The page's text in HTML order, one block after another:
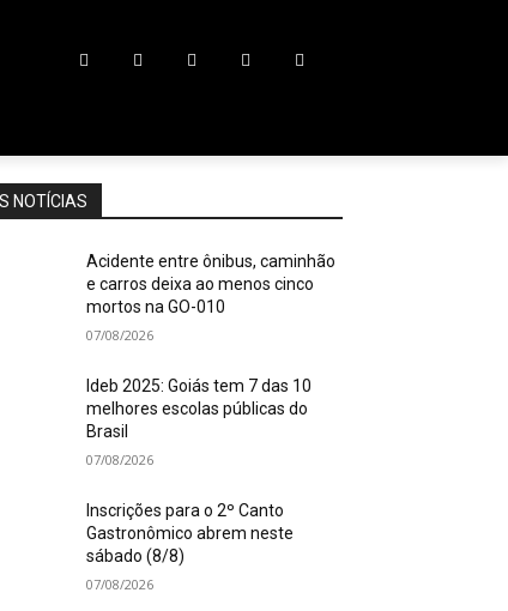
NOTÍCIAS
Acidente entre ônibus, caminhão
e carros deixa ao menos cinco
mortos na GO-010
07/08/2026
Ideb 2025: Goiás tem 7 das 10
melhores escolas públicas do
Brasil
07/08/2026
Inscrições para o 2º Canto
Gastronômico abrem neste
sábado (8/8)
07/08/2026